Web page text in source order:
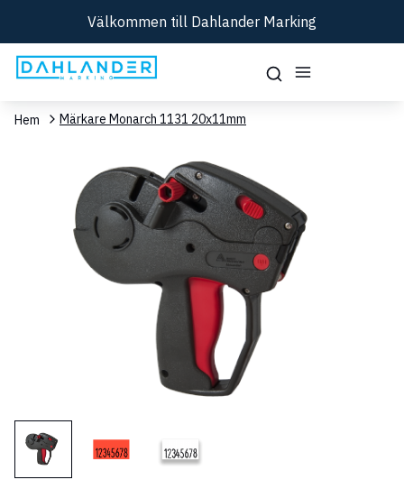
Välkommen till Dahlander Marking
Hem Märkare Monarch 1131 20x11mm